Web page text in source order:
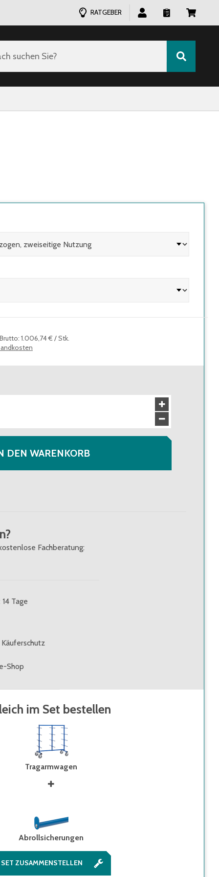
RATGEBER
suchen Sie?
Brutto: 1.006,74 € /Stk.
DEN WARENKORB
Fachberatung:
Tage
Shop
im Set bestellen
Tragarmwagen
Abrollsicherungen
SET ZUSAMMENSTELLEN